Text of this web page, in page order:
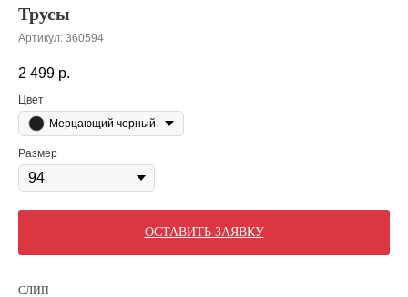
Трусы
Артикул: 360594
2 499 р.
Цвет
Мерцающий черный
Размер
ОСТАВИТЬ ЗАЯВКУ
СЛИП